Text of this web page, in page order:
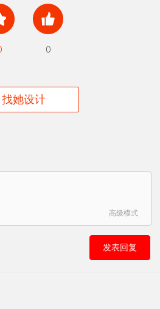
0
找她设计
高级模式
发表回复